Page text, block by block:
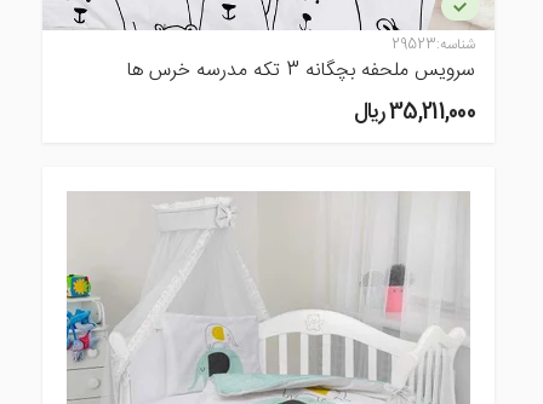
شناسه:29523
سرویس ملحفه بچگانه 3 تکه مدرسه خرس ها
35,211,000 ريال